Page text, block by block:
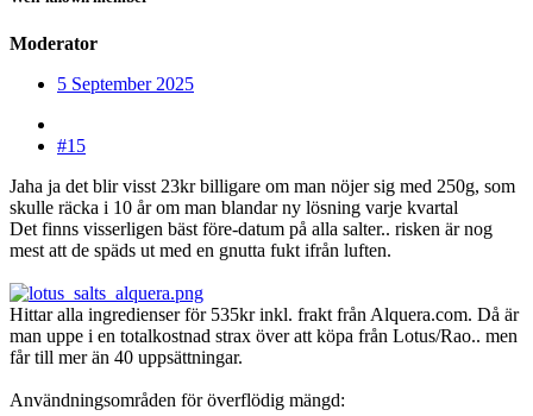
Moderator
5 September 2025
#15
Jaha ja det blir visst 23kr billigare om man nöjer sig med 250g, som
skulle räcka i 10 år om man blandar ny lösning varje kvartal
Det finns visserligen bäst före-datum på alla salter.. risken är nog
mest att de späds ut med en gnutta fukt ifrån luften.
Hittar alla ingredienser för 535kr inkl. frakt från Alquera.com. Då är
man uppe i en totalkostnad strax över att köpa från Lotus/Rao.. men
får till mer än 40 uppsättningar.
Användningsområden för överflödig mängd: